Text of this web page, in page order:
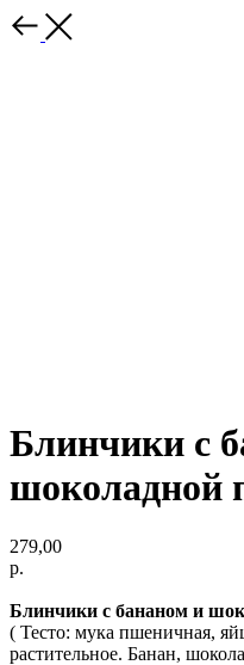
Блинчики с
шоколадной
279,00
р.
Блинчики с бананом и
( Тесто: мука пшеничная,
растительное. Банан,